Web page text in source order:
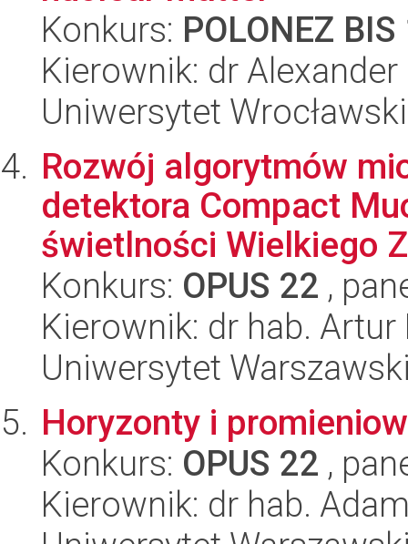
Konkurs: POLONEZ BIS
Kierownik: dr
Uniwersytet
Rozwój algorytmów
detektora Compact
świetlności Wielkiego
Konkurs: OPUS 22 ,
Kierownik: dr hab.
Uniwersytet
Horyzonty i
Konkurs: OPUS 22 ,
Kierownik: dr hab.